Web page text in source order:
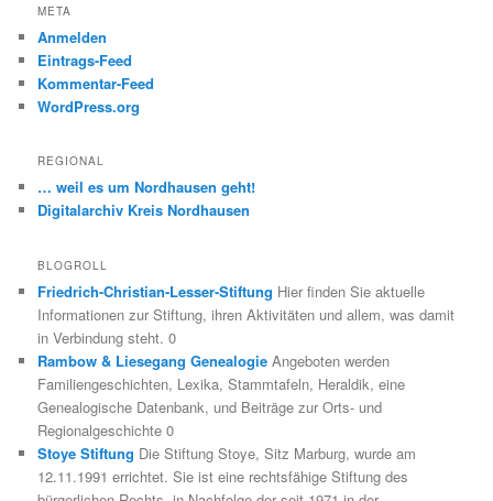
META
Anmelden
Eintrags-Feed
Kommentar-Feed
WordPress.org
REGIONAL
… weil es um Nordhausen geht!
Digitalarchiv Kreis Nordhausen
BLOGROLL
Friedrich-Christian-Lesser-Stiftung Hier finden Sie aktuelle
Informationen zur Stiftung, ihren Aktivitäten und allem, was damit
in Verbindung steht. 0
Rambow & Liesegang Genealogie Angeboten werden
Familiengeschichten, Lexika, Stammtafeln, Heraldik, eine
Genealogische Datenbank, und Beiträge zur Orts- und
Regionalgeschichte 0
Stoye Stiftung Die Stiftung Stoye, Sitz Marburg, wurde am
12.11.1991 errichtet. Sie ist eine rechtsfähige Stiftung des